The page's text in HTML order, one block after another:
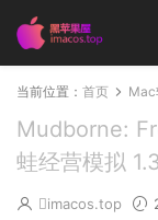
当前位置： 首页 Mac
Mudborne:
蛙经营模拟
imacos.top